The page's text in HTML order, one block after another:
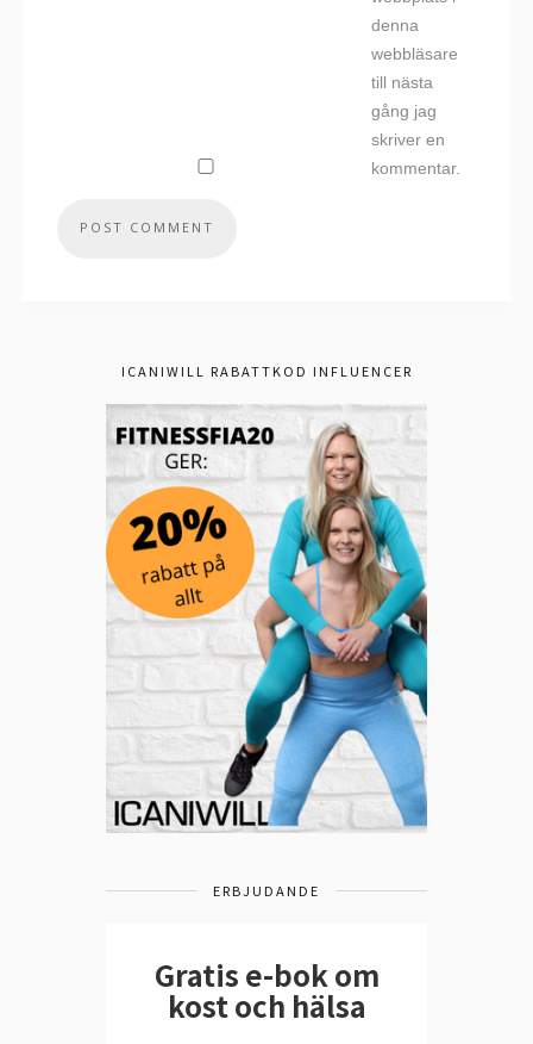
denna
webbläsare
till nästa
gång jag
skriver en
kommentar.
ICANIWILL RABATTKOD INFLUENCER
ERBJUDANDE
Gratis e-bok om
kost och hälsa